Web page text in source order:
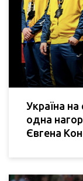
Україна на
одна
Євгена